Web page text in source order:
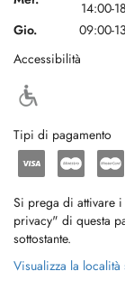
14:00-
Gio.
09:00-
Accessibilità
Tipi di pagamento
Si prega di attivare
privacy" di questa
sottostante.
Visualizza la località